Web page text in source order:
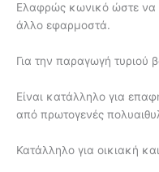
Ελαφρώς κωνικό ώστε να
άλλο εφαρμοστά.
Για την παραγωγή τυριού
Είναι κατάλληλο για
από πρωτογενές
Κατάλληλο για οικιακή